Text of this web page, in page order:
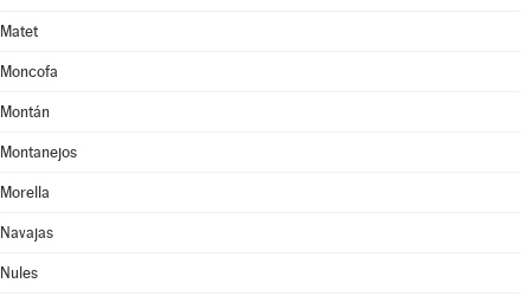
Matet
Moncofa
Montán
Montanejos
Morella
Navajas
Nules